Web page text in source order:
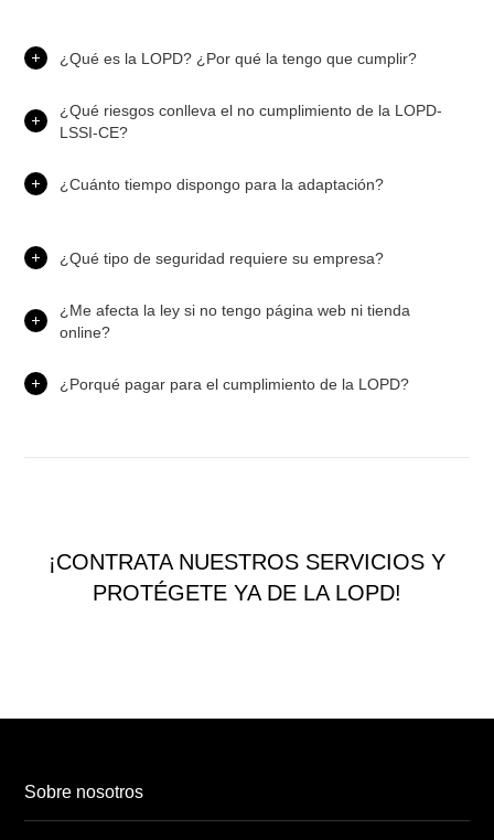
¿Qué es la LOPD? ¿Por qué la tengo que cumplir?
¿Qué riesgos conlleva el no cumplimiento de la LOPD-
LSSI-CE?
¿Cuánto tiempo dispongo para la adaptación?
¿Qué tipo de seguridad requiere su empresa?
¿Me afecta la ley si no tengo página web ni tienda
online?
¿Porqué pagar para el cumplimiento de la LOPD?
¡CONTRATA NUESTROS SERVICIOS Y
PROTÉGETE YA DE LA LOPD!
Sobre nosotros